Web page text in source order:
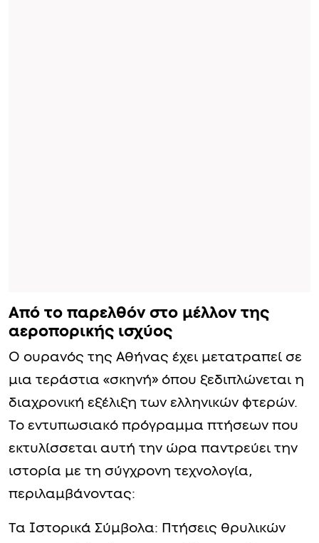
Από το παρελθόν στο μέλλον της
αεροπορικής ισχύος
Ο ουρανός της Αθήνας έχει μετατραπεί σε
μια τεράστια «σκηνή» όπου ξεδιπλώνεται η
διαχρονική εξέλιξη των ελληνικών φτερών.
Το εντυπωσιακό πρόγραμμα πτήσεων που
εκτυλίσσεται αυτή την ώρα παντρεύει την
ιστορία με τη σύγχρονη τεχνολογία,
περιλαμβάνοντας:
Τα Ιστορικά Σύμβολα: Πτήσεις θρυλικών